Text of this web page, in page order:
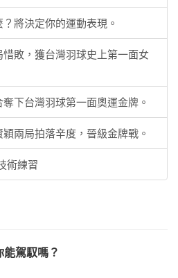
將決定你的運動表現。
敗，獲台灣羽球史上第一面女
下台灣羽球第一面奧運金牌。
兩局拍落辛度，晉級金牌戰。
術練習
駕馭嗎？